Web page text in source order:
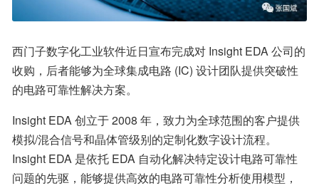
西门子数字化工业软件近日宣布完成对 Insight EDA 公司的
收购，后者能够为全球集成电路 (IC) 设计团队提供突破性
的电路可靠性解决方案。
Insight EDA 创立于 2008 年，致力为全球范围的客户提供
模拟/混合信号和晶体管级别的定制化数字设计流程。
Insight EDA 是依托 EDA 自动化解决特定设计电路可靠性
问题的先驱，能够提供高效的电路可靠性分析使用模型，